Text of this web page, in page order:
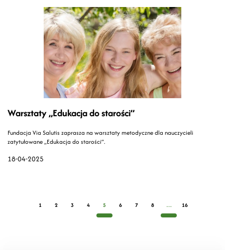
18-04-2025
Warsztaty „Edukacja do starości”
Fundacja Via Salutis zaprasza na warsztaty metodyczne dla nauczycieli
zatytułowane „Edukacja do starości”.
1 2 3 4 5 6 7 8 … 16